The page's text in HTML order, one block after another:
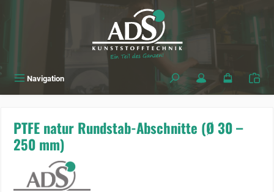
Navigation
PTFE natur Rundstab-Abschnitte (Ø 30 –
250 mm)